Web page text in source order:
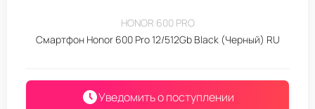
HONOR 600 PRO
Смартфон Honor 600 Pro 12/512Gb Black (Черный) RU
Уведомить о поступлении